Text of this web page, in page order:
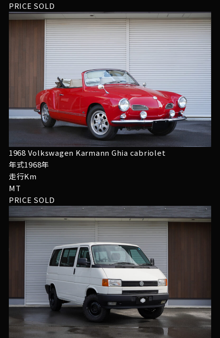
PRICE SOLD
1968 Volkswagen Karmann Ghia cabriolet
年式1968年
走行Km
MT
PRICE SOLD